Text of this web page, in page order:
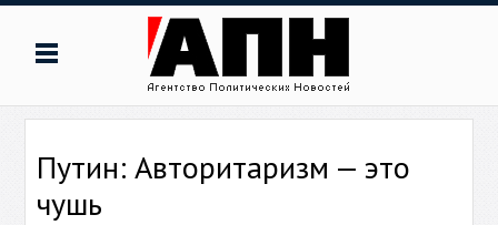
Путин: Авторитаризм — это
чушь